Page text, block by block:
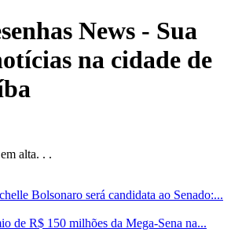
News - Sua
na cidade de
alta. . .
Bolsonaro será candidata ao Senado:...
de R$ 150 milhões da Mega-Sena na...